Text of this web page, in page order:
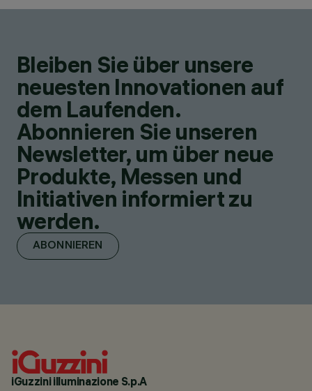
Bleiben Sie über unsere
neuesten Innovationen auf
dem Laufenden.
Abonnieren Sie unseren
Newsletter, um über neue
Produkte, Messen und
Initiativen informiert zu
werden.
ABONNIEREN
iGuzzini illuminazione S.p.A